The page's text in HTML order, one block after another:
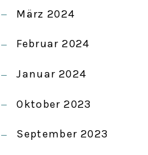
März 2024
Februar 2024
Januar 2024
Oktober 2023
September 2023